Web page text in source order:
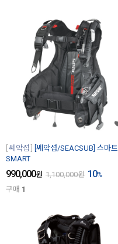
쎄악섭
[쎄악섭/SEACSUB] 스마트
SMART
990,000원 1,100,000원 10%
구매 1